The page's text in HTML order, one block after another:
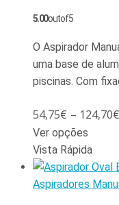
5.00out of 5
O Aspirador
uma base de
piscinas. Com
54,75€ – 124,70€
Ver opções
Vista Rápida
Aspiradores